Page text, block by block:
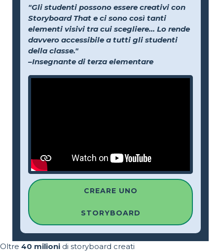
"Gli studenti possono essere creativi con
Storyboard That e ci sono così tanti
elementi visivi tra cui scegliere... Lo rende
davvero accessibile a tutti gli studenti
della classe."
–Insegnante di terza elementare
CREARE UNO
STORYBOARD
Oltre 40 milioni di storyboard creati